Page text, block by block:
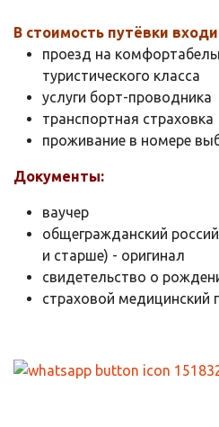
В стоимость путёвки
проезд на
туристического класса
услуги борт-проводника
транспортная страховка
проживание в номере
Документы:
ваучер
общегражданский
и старше) - оригинал
свидетельство о
страховой медицинский